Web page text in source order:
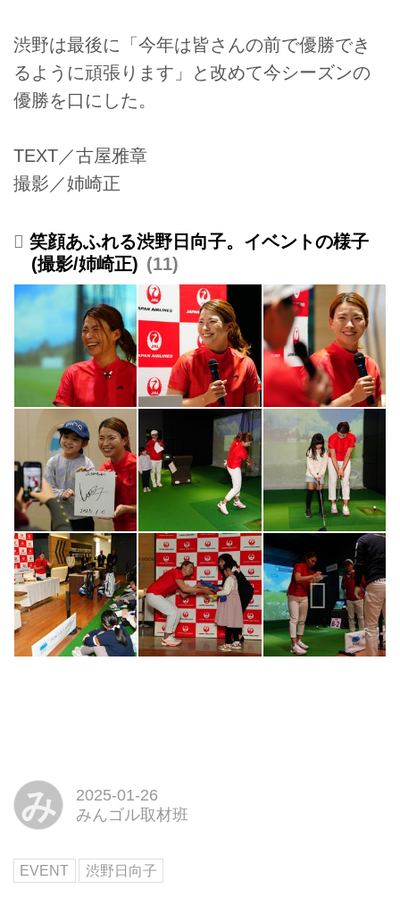
渋野は最後に「今年は皆さんの前で優勝でき
るように頑張ります」と改めて今シーズンの
優勝を口にした。
TEXT／古屋雅章
撮影／姉崎正
笑顔あふれる渋野日向子。イベントの様子
(撮影/姉崎正)
11
み
2025-01-26
みんゴル取材班
EVENT 渋野日向子